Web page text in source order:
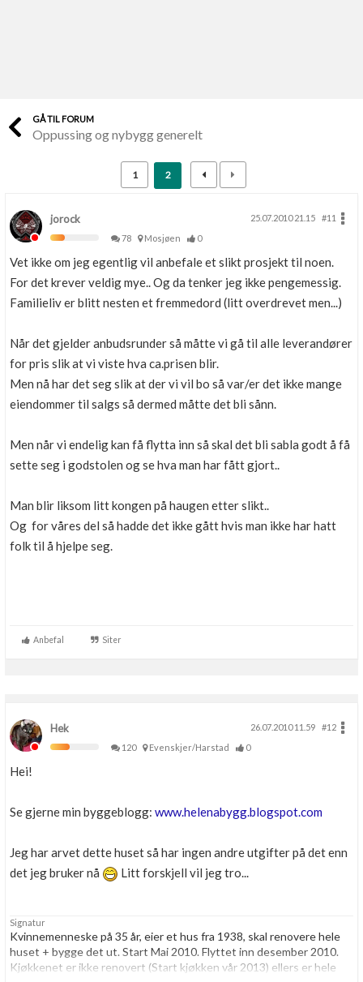
Finn håndverkere
Skaff dokumentasjon som mangler
Kundeservice
Få svar på det du lurer på
Se din bolig? Klikk her
Boligmappa+
Få mer ut av Boligmappa
GÅ TIL FORUM
Oppussing og nybygg generelt
1 2
jorock 25.07.2010 21.15
#11
78
Mosjøen 0
Vet ikke om jeg egentlig vil anbefale et slikt prosjekt til noen.
For det krever veldig mye.. Og da tenker jeg ikke pengemessig.
Familieliv er blitt nesten et fremmedord (litt overdrevet men...)
Når det gjelder anbudsrunder så måtte vi gå til alle leverandører
for pris slik at vi viste hva ca.prisen blir.
Men nå har det seg slik at der vi vil bo så var/er det ikke mange
eiendommer til salgs så dermed måtte det bli sånn.
Men når vi endelig kan få flytta inn så skal det bli sabla godt å få
sette seg i godstolen og se hva man har fått gjort..
Man blir liksom litt kongen på haugen etter slikt..
Og for våres del så hadde det ikke gått hvis man ikke har hatt
folk til å hjelpe seg.
Anbefal Siter
Hek 26.07.2010 11.59
#12
120
Evenskjer/Harstad 0
Hei!
Se gjerne min byggeblogg: www.helenabygg.blogspot.com
Jeg har arvet dette huset så har ingen andre utgifter på det enn
det jeg bruker nå
Litt forskjell vil jeg tro...
Signatur
Kvinnemenneske på 35 år, eier et hus fra 1938, skal renovere hele
huset + bygge det ut. Start Mai 2010. Flyttet inn desember 2010.
Kjøkkenet er ikke renovert (Start kjøkken vår 2013) ellers er hele